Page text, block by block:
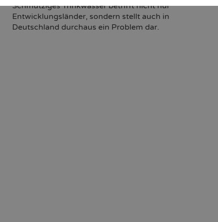
Schmutziges Trinkwasser betrifft nicht nur
Entwicklungsländer, sondern stellt auch in
Deutschland durchaus ein Problem dar.